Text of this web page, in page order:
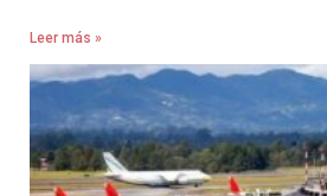
Leer más »